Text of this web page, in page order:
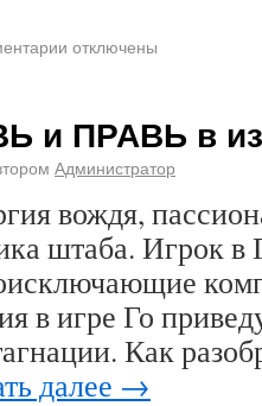
отключены
и ПРАВЬ в
Администратор
вождя,
штаба. Игрок
в игре Го
Как
далее →